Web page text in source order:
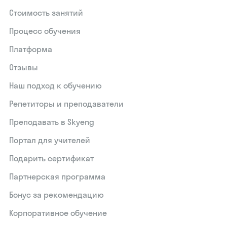
Стоимость занятий
Процесс обучения
Платформа
Отзывы
Наш подход к обучению
Репетиторы и преподаватели
Преподавать в Skyeng
Портал для учителей
Подарить сертификат
Партнерская программа
Бонус за рекомендацию
Корпоративное обучение